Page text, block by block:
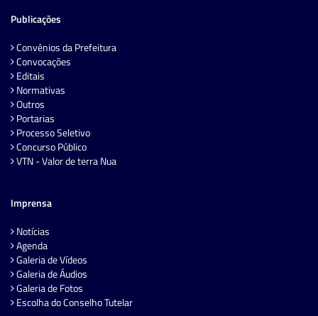
Publicações
Convênios da Prefeitura
Convocações
Editais
Normativas
Outros
Portarias
Processo Seletivo
Concurso Público
VTN - Valor de terra Nua
Imprensa
Notícias
Agenda
Galeria de Vídeos
Galeria de Áudios
Galeria de Fotos
Escolha do Conselho Tutelar